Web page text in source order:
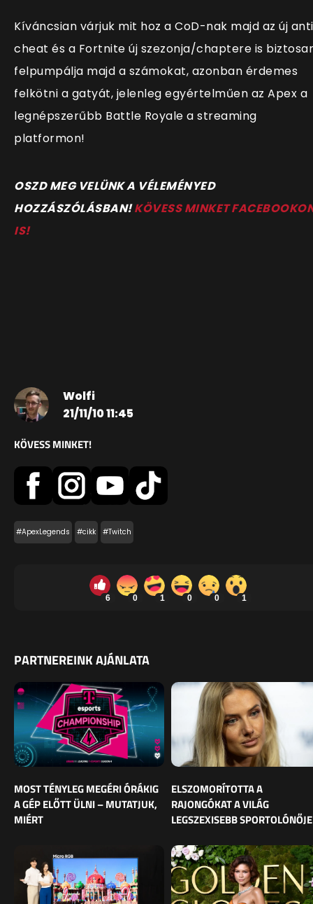
Kíváncsian várjuk mit hoz a CoD-nak majd az új
cheat és a Fortnite új szezonja/chaptere is
felpumpálja majd a számokat, azonban érdemes
felkötni a gatyát, jelenleg egyértelműen az Apex a
legnépszerűbb Battle Royale a streaming
platformon!
OSZD MEG VELÜNK A VÉLEMÉNYED
HOZZÁSZÓLÁSBAN!KÖVESS MINKET
IS!
Wolfi
21/11/10 11:45
KÖVESS MINKET!
#ApexLegends #cikk #Twitch
6 0 1 0 0 1
PARTNEREINK AJÁNLATA
MOST TÉNYLEG MEGÉRI ÓRÁKIG
A GÉP ELŐTT ÜLNI – MUTATJUK,
MIÉRT
ELSZOMORÍTOTTA A
RAJONGÓKAT A VILÁG
LEGSZEXISEBB SPORTOLÓNŐJE